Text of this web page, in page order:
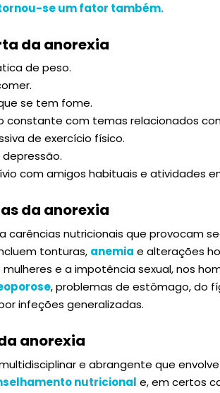
tornou-se um fator também.
da anorexia
de peso.
se tem fome.
constante com temas relacionados
de exercício físico.
com amigos habituais e atividades
da anorexia
carências nutricionais que provocam
tonturas, anemia e alterações
e a impotência sexual, nos
, problemas de estômago, do
infeções generalizadas.
anorexia
e abrangente que
nutricional e, em certos